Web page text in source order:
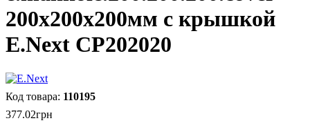
200х200х200мм с крышкой
E.Next CP202020
110195
377.02грн